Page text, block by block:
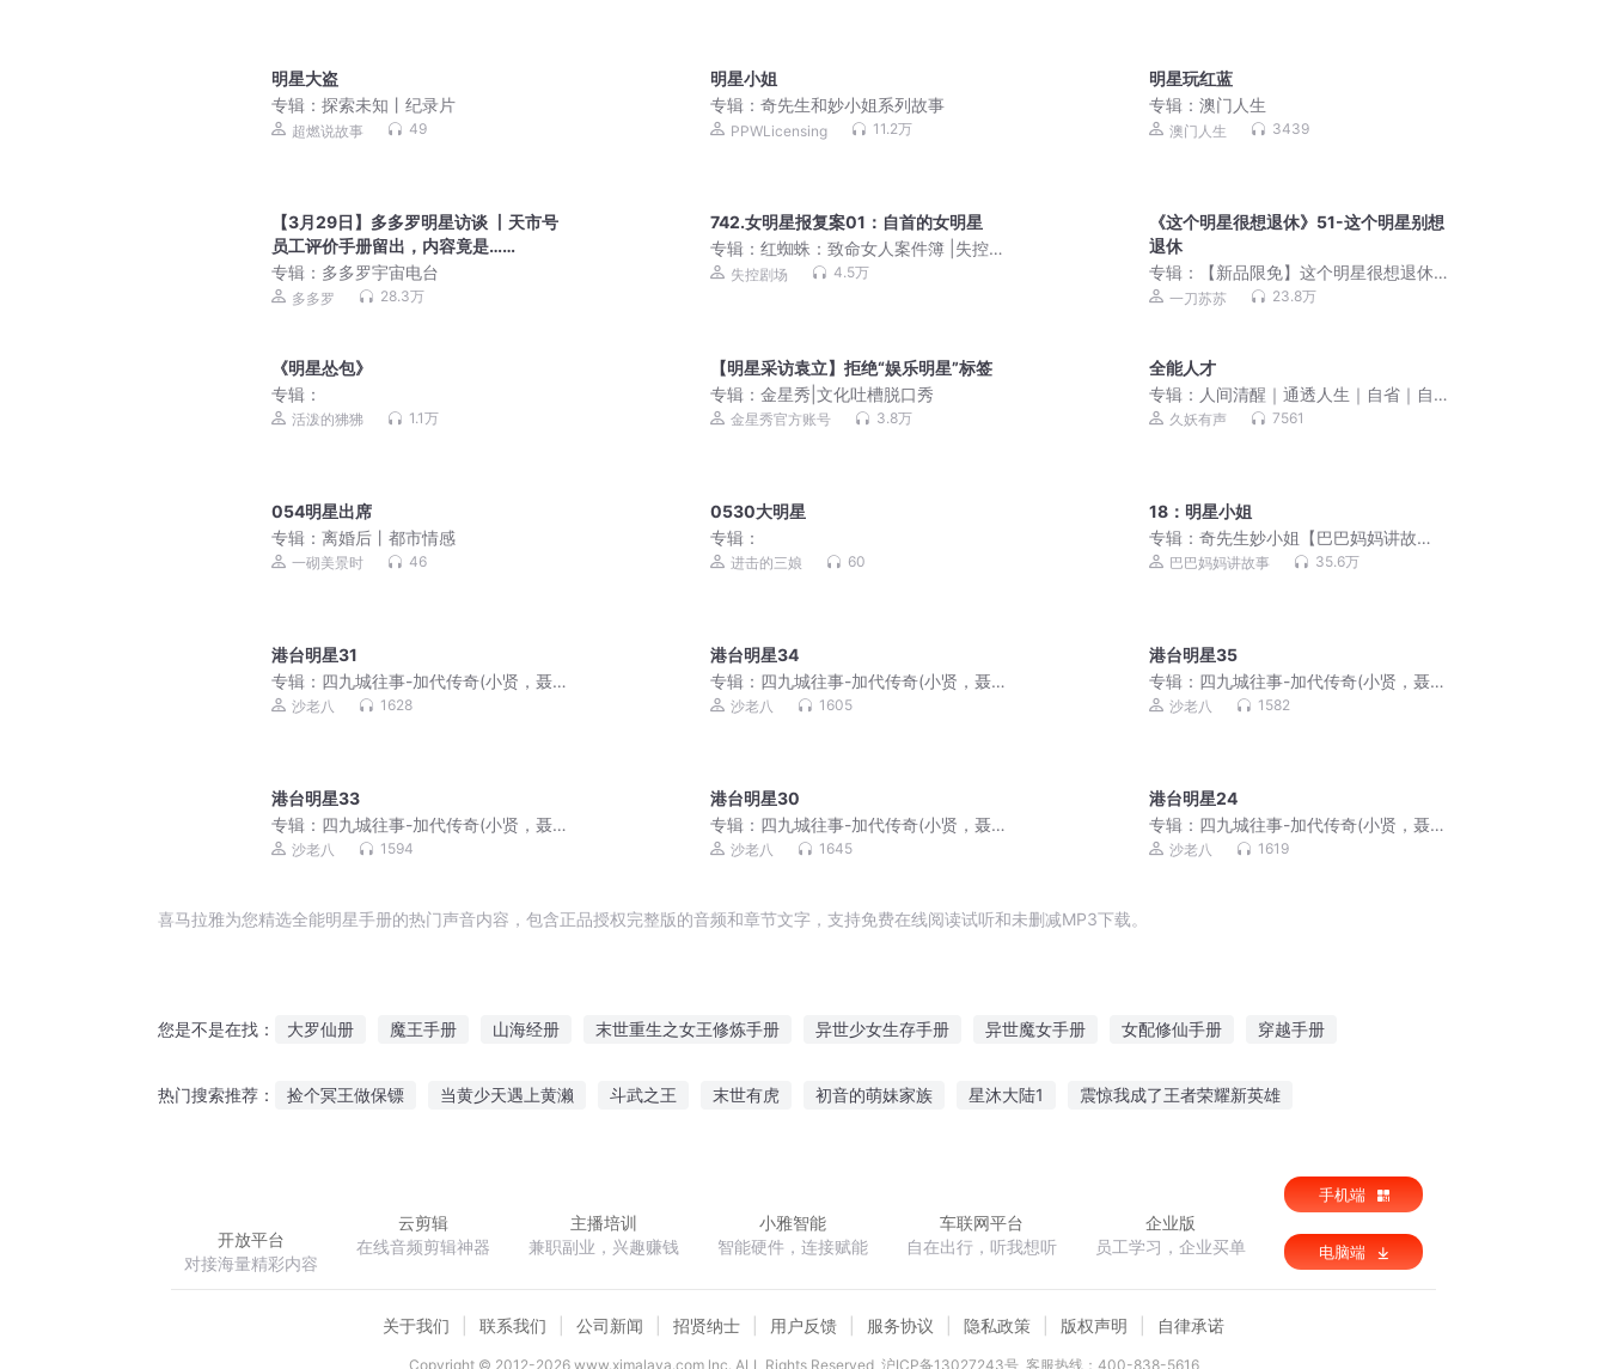
明星大盗
专辑： 探索未知丨纪录片
超燃说故事 49
明星小姐
专辑：奇先生和妙小姐系列故事
PPWLicensing 11.2万
明星玩红蓝
专辑：澳门人生
澳门人生 3439
【3月29日】多多罗明星访谈 丨天市号
员工评价手册留出，内容竟是……
专辑： 多多罗宇宙电台
多多罗 28.3万
742.女明星报复案01：自首的女明星
专辑：红蜘蛛：致命女人案件簿 |失控剧
场出品【多人有声剧】
失控剧场 4.5万
《这个明星很想退休》51-这个明星别想
退休
专辑：
【新品限免】这个明星很想退休
｜都市娱乐圈搞笑穿越有声剧｜一刀苏
一刀苏苏 23.8万
《明星怂包》
专辑：
活泼的狒狒 1.1万
【明星采访袁立】拒绝“娱乐明星”标签
专辑：金星秀|文化吐槽脱口秀
金星秀官方账号 3.8万
全能人才
专辑： 人间清醒｜通透人生｜自省｜自
渡｜自愈
久妖有声 7561
054明星出席
专辑： 离婚后丨都市情感
一砌美景时 46
0530大明星
专辑：
进击的三娘 60
18：明星小姐
专辑：奇先生妙小姐【巴巴妈妈讲故
事】巴巴妈妈讲故事 35.6万
港台明星31
专辑： 四九城往事-加代传奇(小贤，聂
磊，李正光，梁旭东)
沙老八 1628
港台明星34
专辑： 四九城往事-加代传奇(小贤，聂
磊，李正光，梁旭东)
沙老八 1605
港台明星35
专辑： 四九城往事-加代传奇(小贤，聂
磊，李正光，梁旭东)
沙老八 1582
港台明星33
专辑： 四九城往事-加代传奇(小贤，聂
磊，李正光，梁旭东)
沙老八 1594
港台明星30
专辑： 四九城往事-加代传奇(小贤，聂
磊，李正光，梁旭东)
沙老八 1645
港台明星24
专辑： 四九城往事-加代传奇(小贤，聂
磊，李正光，梁旭东)
沙老八 1619
喜马拉雅为您精选全能明星手册的热门声音内容，包含正品授权完整版的音频和章节文字，支持免费在线阅读试听和未删减MP3下载。
您是不是在找： 大罗仙册 魔王手册 山海经册 末世重生之女王修炼手册 异世少女生存手册 异世魔女手册 女配修仙手册 穿越手册
热门搜索推荐： 捡个冥王做保镖 当黄少天遇上黄濑 斗武之王 末世有虎 初音的萌妹家族 星沐大陆1 震惊我成了王者荣耀新英雄
开放平台
对接海量精彩内容
云剪辑
在线音频剪辑神器
主播培训
兼职副业，兴趣赚钱
小雅智能
智能硬件，连接赋能
车联网平台
自在出行，听我想听
企业版
员工学习，企业买单
手机端
电脑端
关于我们 联系我们 公司新闻 招贤纳士 用户反馈 服务协议 隐私政策 版权声明 自律承诺
Copyright © 2012-2026www.ximalaya.com lnc. ALL Rights Reserved 沪ICP备13027243号 客服热线：400-838-5616